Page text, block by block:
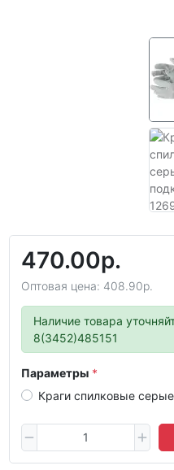
470.00р.
Оптовая цена: 408.90р.
Наличие товара
8(3452)485151
Параметры
Краги спилковые